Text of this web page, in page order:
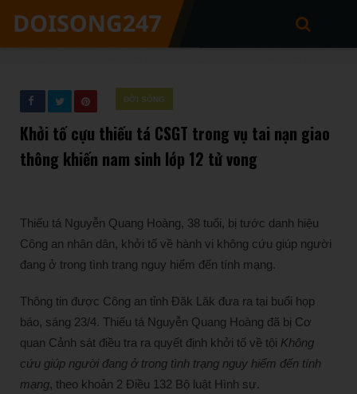
ĐỜI SỐNG
Khởi tố cựu thiếu tá CSGT trong vụ tai nạn giao
thông khiến nam sinh lớp 12 tử vong
Thiếu tá Nguyễn Quang Hoàng, 38 tuổi, bị tước danh hiệu
Công an nhân dân, khởi tố về hành vi không cứu giúp người
đang ở trong tình trạng nguy hiểm đến tính mạng.
Thông tin được Công an tỉnh Đăk Lăk đưa ra tại buổi họp
báo, sáng 23/4. Thiếu tá Nguyễn Quang Hoàng đã bị Cơ
quan Cảnh sát điều tra ra quyết định khởi tố về tội Không
cứu giúp người đang ở trong tình trạng nguy hiểm đến tính
mạng, theo khoản 2 Điều 132 Bộ luật Hình sự.